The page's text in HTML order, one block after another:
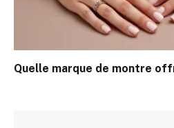
Quelle marque de montre